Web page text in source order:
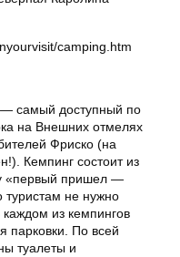
camping.htm
самый доступный по
на Внешних отмелях
Фриско (на
Кемпинг состоит из
«первый пришел —
туристам не нужно
из кемпингов
парковки. По всей
туалеты и